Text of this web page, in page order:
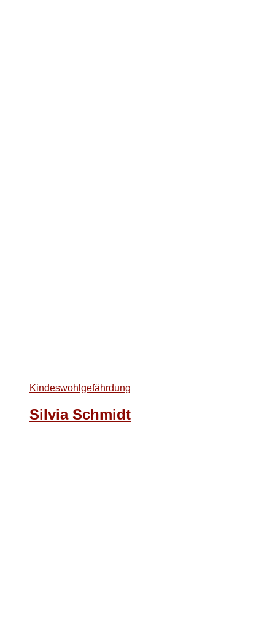
Kindeswohlgefährdung
Silvia Schmidt